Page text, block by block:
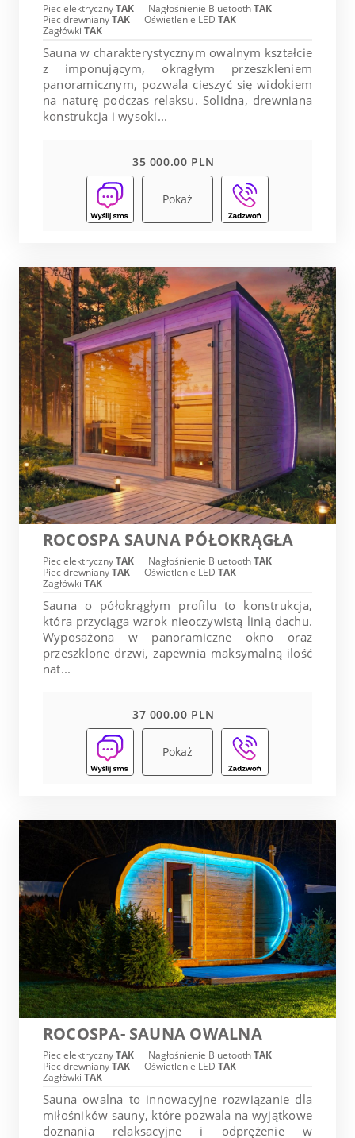
Piec elektrycznyTAK Nagłośnienie BluetoothTAK
Piec drewnianyTAK Oświetlenie LED TAK
Zagłówki TAK
Sauna w charakterystycznym owalnym kształcie
z imponującym, okrągłym przeszkleniem
panoramicznym, pozwala cieszyć się widokiem
na naturę podczas relaksu. Solidna, drewniana
konstrukcja i wysoki...
35 000.00 PLN
Pokaż
ROCOSPA SAUNA PÓŁOKRĄGŁA
Piec elektrycznyTAK Nagłośnienie BluetoothTAK
Piec drewnianyTAK Oświetlenie LED TAK
Zagłówki TAK
Sauna o półokrągłym profilu to konstrukcja,
która przyciąga wzrok nieoczywistą linią dachu.
Wyposażona w panoramiczne okno oraz
przeszklone drzwi, zapewnia maksymalną ilość
nat...
37 000.00 PLN
Pokaż
ROCOSPA- SAUNA OWALNA
Piec elektrycznyTAK Nagłośnienie BluetoothTAK
Piec drewnianyTAK Oświetlenie LED TAK
Zagłówki TAK
Sauna owalna to innowacyjne rozwiązanie dla
miłośników sauny, które pozwala na wyjątkowe
doznania relaksacyjne i odprężenie w